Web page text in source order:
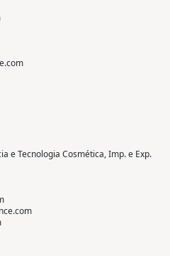
e Tecnologia Cosmética, Imp. e Exp.